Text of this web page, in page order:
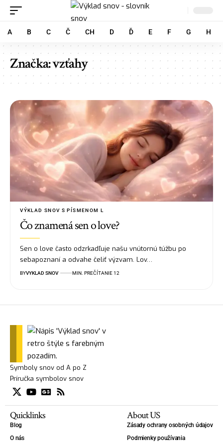
A B C Č CH D Ď E F G H
Značka:vzťahy
VÝKLAD SNOV S PÍSMENOM L
Čo znamená sen o love?
Sen o love často odzrkadľuje našu vnútornú túžbu po
sebapoznaní a odvahe čeliť výzvam. Lov…
BYVYKLAD SNOV MIN. PREČÍTANIE 12
Symboly snov od A po Z
Príručka symbolov snov
Quicklinks
Blog
O nás
About US
Zásady ochrany osobných údajov
Podmienky používania